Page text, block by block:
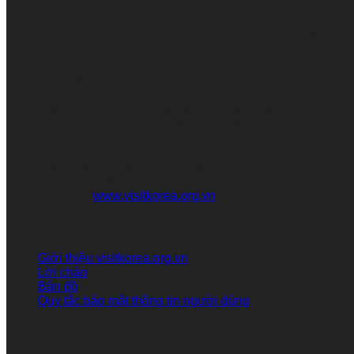
www.visitkorea.org.vn
Giới thiệu visitkorea.org.vn
Lời chào
Bản đồ
Quy tắc bảo mật thông tin người dùng